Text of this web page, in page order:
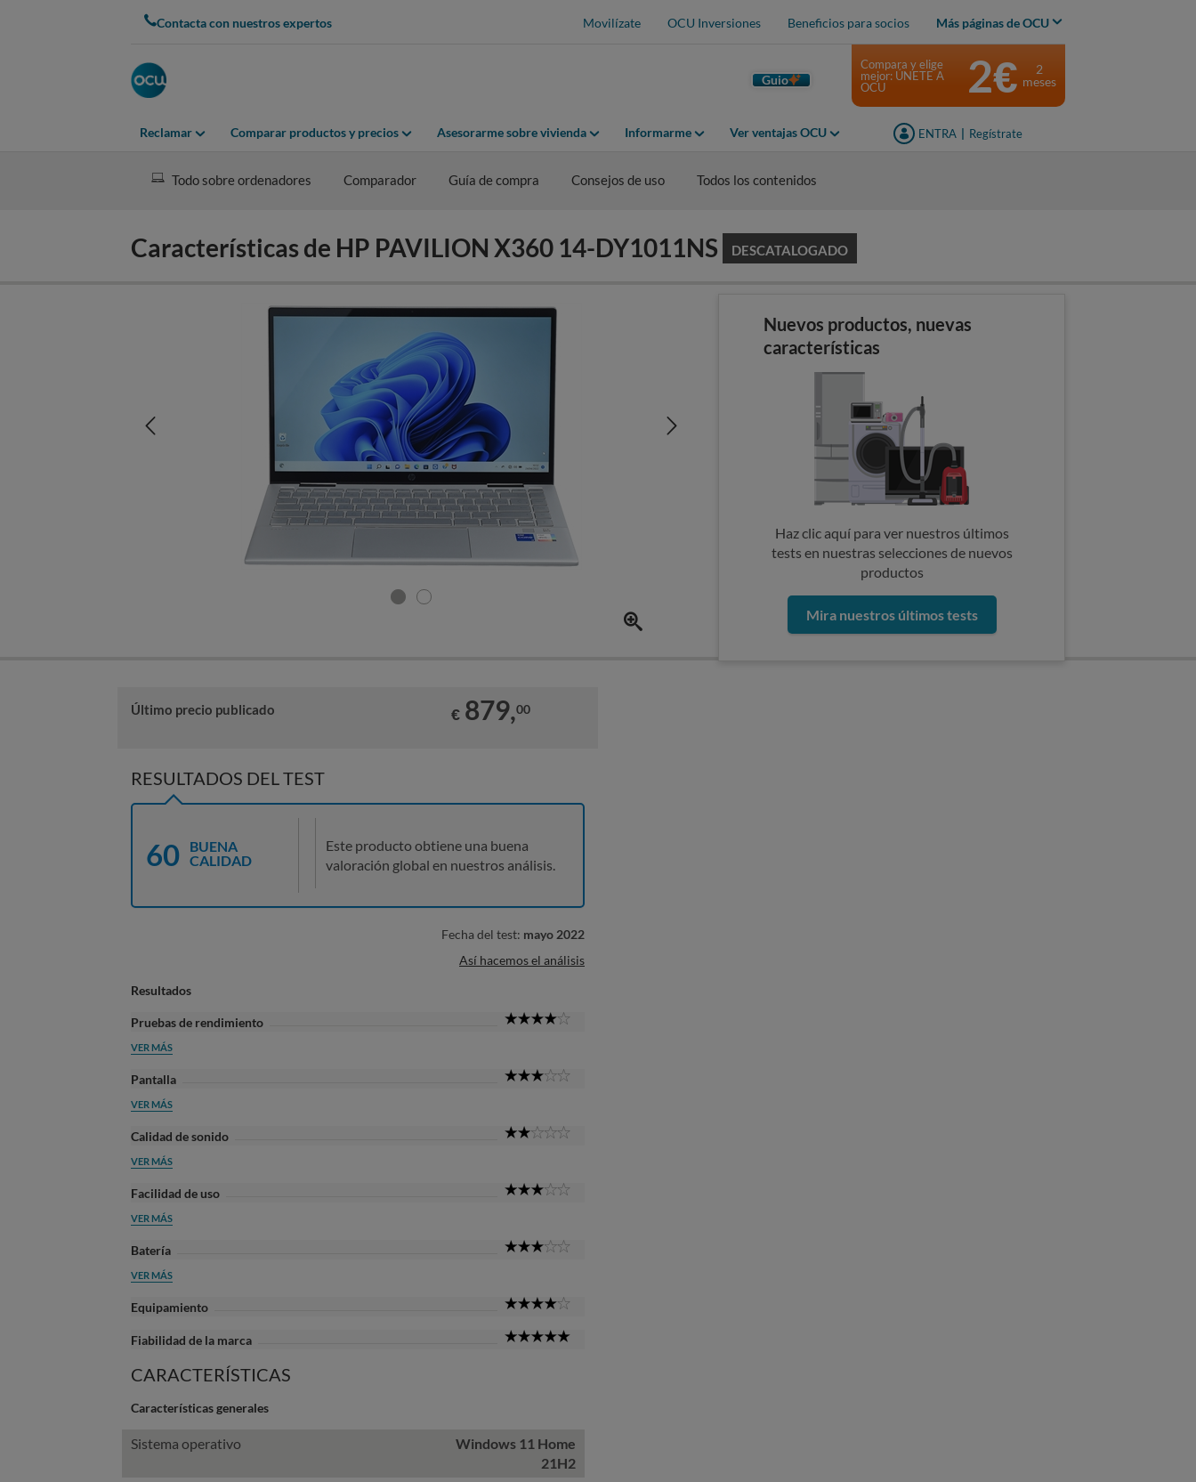
Contacta con nuestros expertos Movilízate OCU Inversiones Beneficios para socios Más páginas de OCU
Guio
Reclamar Comparar productos y precios Asesorarme sobre vivienda Informarme Ver ventajas OCU ENTRA Regístrate
Compara y elige
mejor: ÚNETE A
OCU
2€
2
meses
Todo sobre ordenadores Comparador Guía de compra Consejos de uso Todos los contenidos
Características de HP PAVILION X360 14-DY1011NS DESCATALOGADO
Nuevos productos, nuevas
características
Haz clic aquí para ver nuestros últimos
tests en nuestras selecciones de nuevos
productos
Mira nuestros últimos tests
Último precio publicado € 879,00
RESULTADOS DEL TEST
60
BUENA
CALIDAD
Este producto obtiene una buena
valoración global en nuestros análisis.
Fecha del test: mayo 2022
Así hacemos el análisis
Resultados
Pruebas de rendimiento
VER MÁS
Pantalla
VER MÁS
Calidad de sonido
VER MÁS
Facilidad de uso
VER MÁS
Batería
VER MÁS
Equipamiento
Fiabilidad de la marca
CARACTERÍSTICAS
Características generales
Sistema operativo
Windows 11 Home
21H2